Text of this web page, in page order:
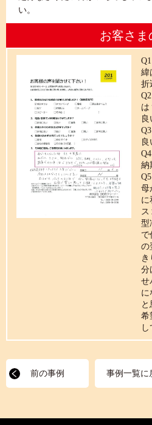
い。
お客さま
緯
折
は
良
良
納
母
に
ス
型
で
の
分
せ
に
と
希
前の事例 事例一覧に